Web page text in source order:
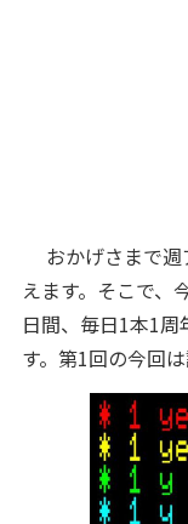
おかげさまで週
えます。そこで、
日間、毎日1本1
す。第1回の今回